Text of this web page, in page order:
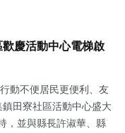
慶活動中心電梯啟
動不便居民更便利、友
田寮社區活動中心盛大
，並與縣長許淑華、縣